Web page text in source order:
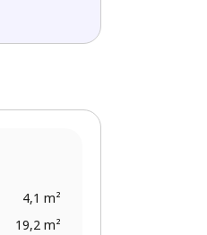
4,1 m²
19,2 m²